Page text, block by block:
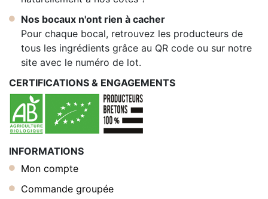
Nos bocaux n'ont rien à cacher
Pour chaque bocal, retrouvez les producteurs de
tous les ingrédients grâce au QR code ou sur notre
site avec le numéro de lot.
CERTIFICATIONS & ENGAGEMENTS
INFORMATIONS
Mon compte
Commande groupée